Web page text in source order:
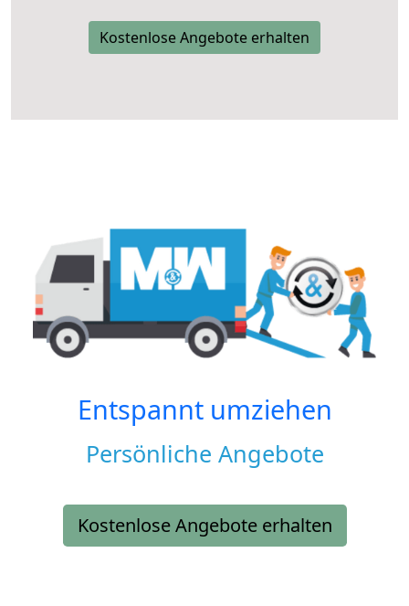
Kostenlose Angebote erhalten
Entspannt umziehen
Persönliche Angebote
Kostenlose Angebote erhalten